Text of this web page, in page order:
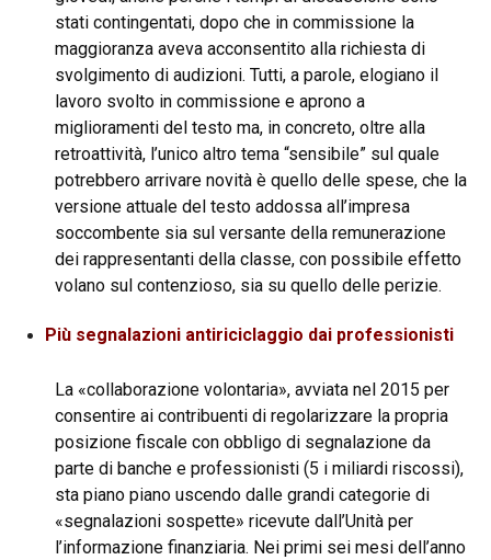
stati contingentati, dopo che in commissione la
maggioranza aveva acconsentito alla richiesta di
svolgimento di audizioni. Tutti, a parole, elogiano il
lavoro svolto in commissione e aprono a
miglioramenti del testo ma, in concreto, oltre alla
retroattività, l’unico altro tema “sensibile” sul quale
potrebbero arrivare novità è quello delle spese, che la
versione attuale del testo addossa all’impresa
soccombente sia sul versante della remunerazione
dei rappresentanti della classe, con possibile effetto
volano sul contenzioso, sia su quello delle perizie.
Più segnalazioni antiriciclaggio dai professionisti
La «collaborazione volontaria», avviata nel 2015 per
consentire ai contribuenti di regolarizzare la propria
posizione fiscale con obbligo di segnalazione da
parte di banche e professionisti (5 i miliardi riscossi),
sta piano piano uscendo dalle grandi categorie di
«segnalazioni sospette» ricevute dall’Unità per
l’informazione finanziaria. Nei primi sei mesi dell’anno